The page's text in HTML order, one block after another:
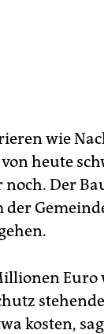
wie
heute
noch. Der
der
kosten,